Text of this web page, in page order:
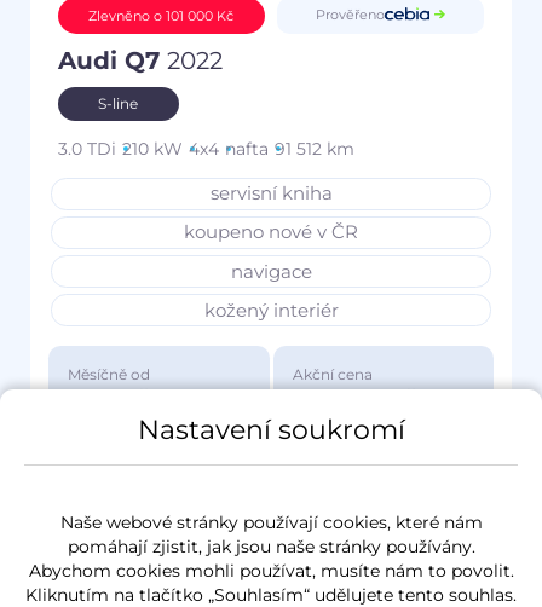
Zlevněno o 101 000 Kč Prověřeno
Audi Q7 2022
S-line
3.0 TDi 210 kW 4x4 nafta 91 512 km
servisní kniha
koupeno nové v ČR
navigace
kožený interiér
Měsíčně od
3 417 Kč
Akční cena
1 149 000 Kč
Nastavení soukromí
Naše webové stránky používají cookies, které nám
pomáhají zjistit, jak jsou naše stránky používány.
Abychom cookies mohli používat, musíte nám to povolit.
Kliknutím na tlačítko „Souhlasím“ udělujete tento souhlas.